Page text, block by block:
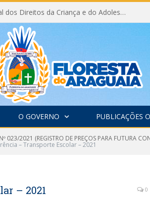
Eleição do Conselho Municipal dos Direitos da Criança e do Adolescente CMDCA 2026
O GOVERNO PUBLICAÇÕES
023/2021 (REGISTRO DE PREÇOS PARA FUTURA
– Transporte Escolar – 2021
– 2021 0